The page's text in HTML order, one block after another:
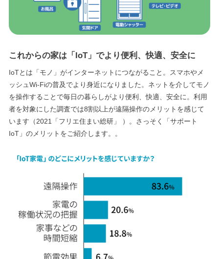
これからの家は「IoT」でより便利、快適、安全に
IoTとは「モノ」がインターネットにつながること。スマホやメ
ッシュWi-Fiの普及でより身近になりました。ネットを介してモノ
を操作することで毎日の暮らしがより便利、快適、安全に。利用
者を対象にした調査では8割以上が遠隔操作のメリットを感じて
います（2021「フリエ住まい総研」 ）。さっそく「サポート
IoT」のメリットをご紹介します。。